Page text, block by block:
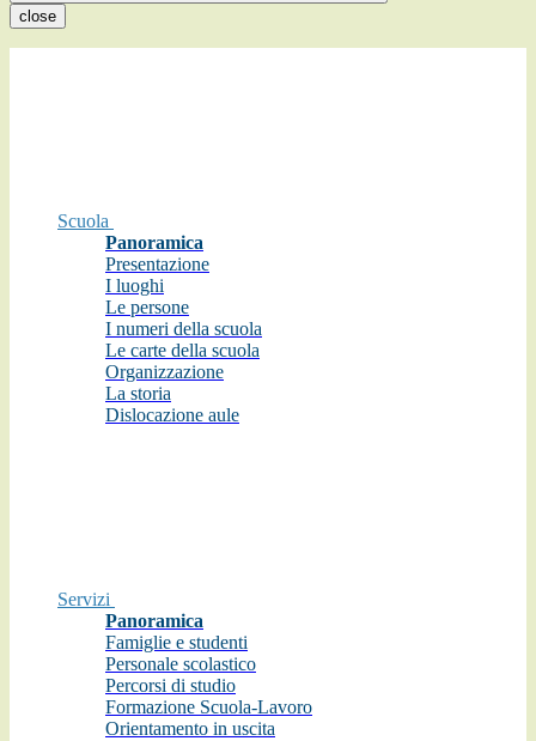
close
Scuola
Panoramica
Presentazione
I luoghi
Le persone
I numeri della scuola
Le carte della scuola
Organizzazione
La storia
Dislocazione aule
Servizi
Panoramica
Famiglie e studenti
Personale scolastico
Percorsi di studio
Formazione Scuola-Lavoro
Orientamento in uscita